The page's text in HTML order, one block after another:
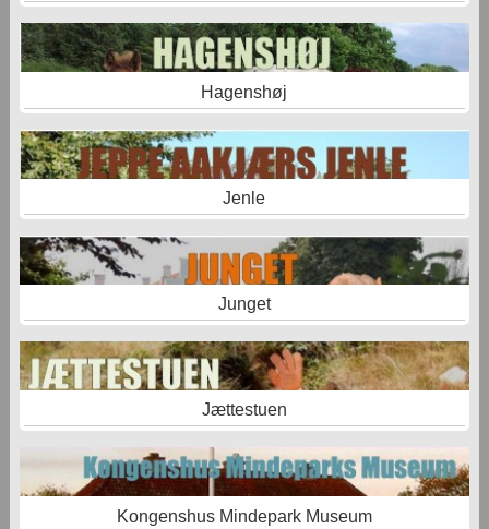
Hagenshøj
Jenle
Junget
Jættestuen
Kongenshus Mindepark Museum